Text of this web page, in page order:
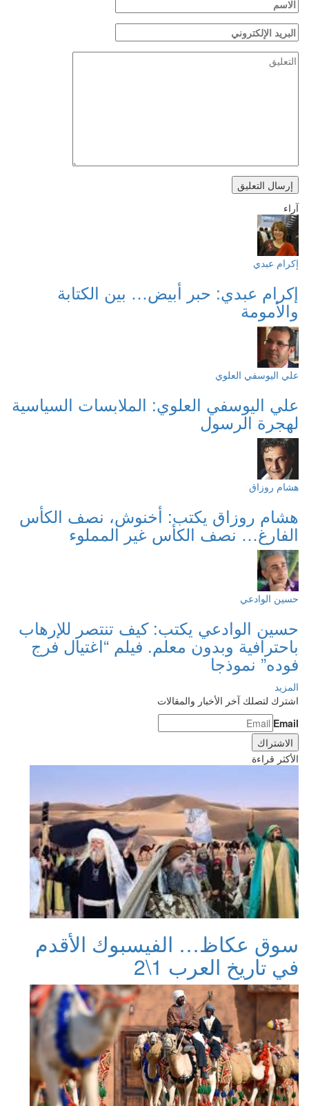
آراء
إكرام عبدي
إكرام عبدي: حبر أبيض… بين الكتابة
والأمومة
علي اليوسفي العلوي
علي اليوسفي العلوي: الملابسات السياسية
لهجرة الرسول
هشام روزاق
هشام روزاق يكتب: أخنوش، نصف الكأس
الفارغ… نصف الكأس غير المملوء
حسين الوادعي
حسين الوادعي يكتب: كيف تنتصر للإرهاب
باحترافية وبدون معلم. فيلم “اغتيال فرج
فوده” نموذجا
المزيد
اشترك لتصلك آخر الأخبار والمقالات
Email
الأكثر قراءة
سوق عكاظ… الفيسبوك الأقدم
في تاريخ العرب 1\2